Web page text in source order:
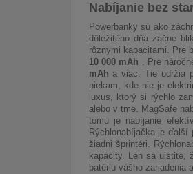
Nabíjanie bez
Powerbanky sú ako
dôležitého dňa začne
rôznymi kapacitami. Pre
10 000 mAh . Pre
mAh a viac. Tie udržia
niekam, kde nie je
luxus, ktorý si rýchlo
alebo v tme. MagSafe
tomu je nabíjanie
Rýchlonabíjačka je
žiadni šprintéri.
kapacity. Len sa uistite,
batériu vášho zariadenia